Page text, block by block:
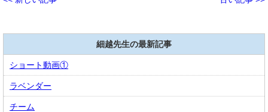
細越先生の最新記事
ショート動画①
ラベンダー
チーム